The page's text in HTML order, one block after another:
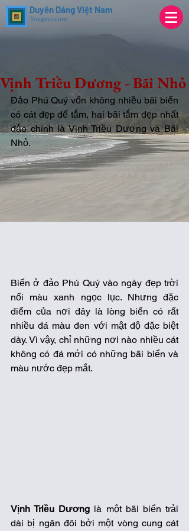
Duyên Dáng Việt Nam
Yougovn.com
Vịnh Triều Dương - Bãi Nhỏ
Đảo Phú Quý vốn không nhiều bãi biển
có cát đẹp để tắm, hai bãi tắm đẹp nhất
đảo chính là Vịnh Triều Dương và Bãi
Nhỏ.
Biển ở đảo Phú Quý vào ngày đẹp trời
nổi màu xanh ngọc lục. Nhưng đặc
điểm của nơi đây là lòng biển có rất
nhiều đá màu đen với mật độ đặc biệt
dày. Vì vậy, chỉ những nơi nào nhiều cát
không có đá mới có những bãi biển và
màu nước đẹp mắt.
Vịnh Triều Dương là một bãi biển trải
dài bị ngăn đôi bởi một vòng cung cát